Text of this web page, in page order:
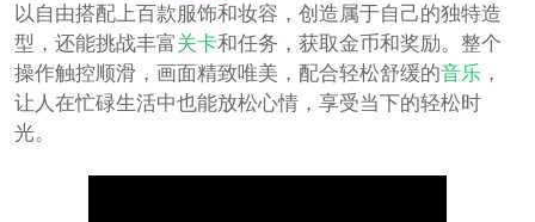
以自由搭配上百款服饰和妆容，创造属于自己的独特造
型，还能挑战丰富关卡和任务，获取金币和奖励。整个
操作触控顺滑，画面精致唯美，配合轻松舒缓的音乐，
让人在忙碌生活中也能放松心情，享受当下的轻松时
光。